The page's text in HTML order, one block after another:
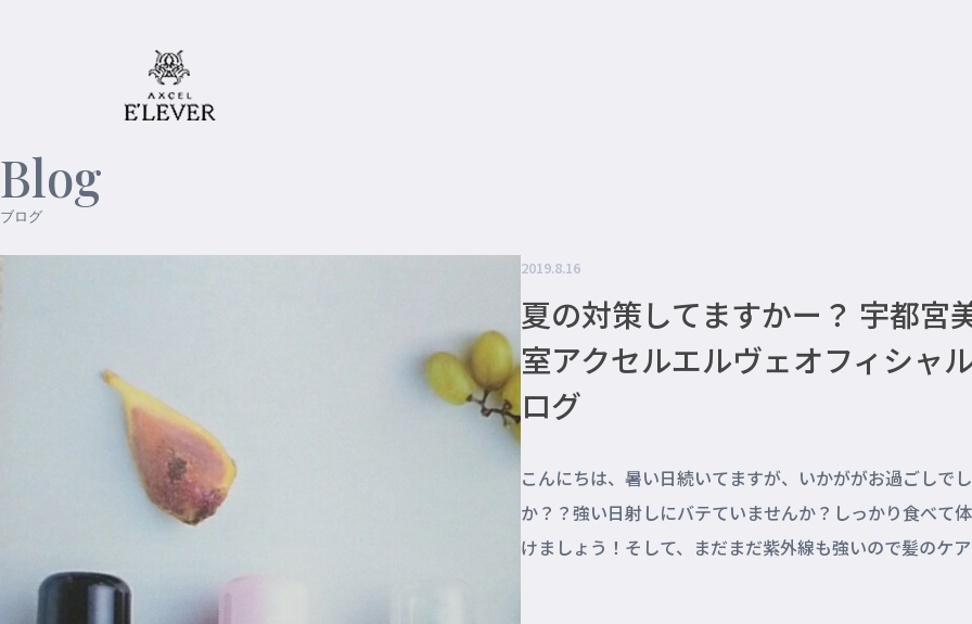
Blog
ブログ
2019.8.16
夏の対策してますかー？ 宇都宮
室アクセルエルヴェオフィシャ
ログ
こんにちは、暑い日続いてますが、いかががお過ごしで
か？？強い日射しにバテていませんか？しっかり食べて
けましょう！そして、まだまだ紫外線も強いので髪のケ